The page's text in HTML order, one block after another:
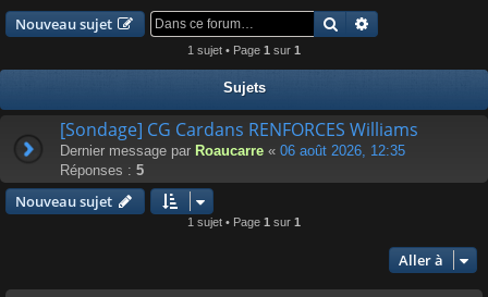
Nouveau sujet Rechercher
1 sujet • Page 1 sur 1
Sujets
[Sondage] CG Cardans RENFORCES Williams
Dernier message par Roaucarre « 06 août 2026, 12:35
Réponses : 5
Nouveau sujet
1 sujet • Page 1 sur 1
Aller à